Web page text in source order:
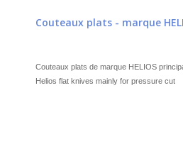
Couteaux plats - marque
Couteaux plats de marque HELIOS
Helios flat knives mainly for pressure cut